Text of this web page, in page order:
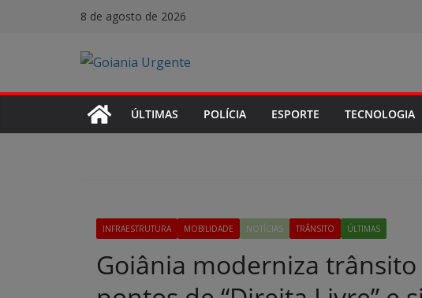
8 de agosto de 2026
ÚLTIMAS POLÍCIA ESPORTE TECNOLOGIA
INFRAESTRUTURA MOBILIDADE NOTÍCIAS TRÂNSITO ÚLTIMAS
Goiânia moderniza